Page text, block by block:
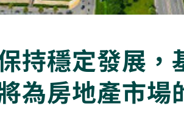
持穩定發展
為房地產市場